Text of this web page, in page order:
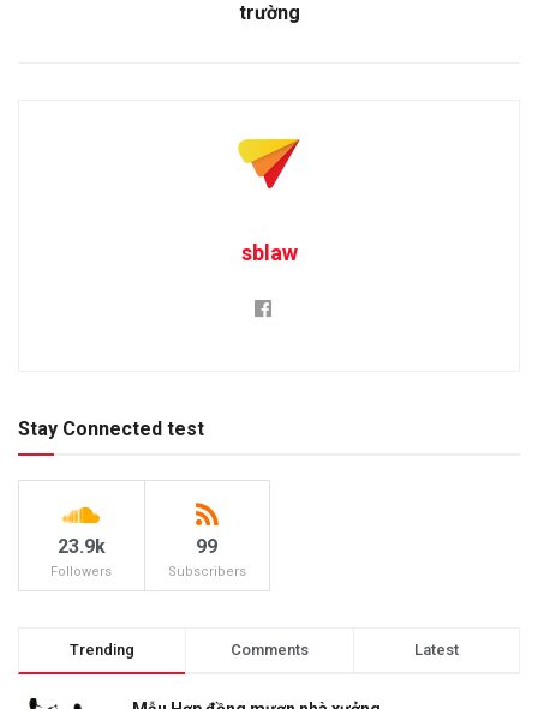
trường
sblaw
Stay Connected test
23.9k
Followers
99
Subscribers
Trending Comments Latest